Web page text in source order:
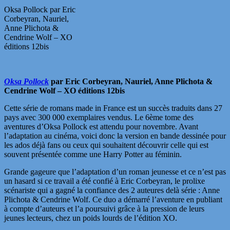
Oksa Pollock par Eric
Corbeyran, Nauriel,
Anne Plichota &
Cendrine Wolf – XO
éditions 12bis
Oksa Pollock par Eric Corbeyran, Nauriel, Anne Plichota &
Cendrine Wolf – XO éditions 12bis
Cette série de romans made in France est un succès traduits dans 27
pays avec 300 000 exemplaires vendus. Le 6ème tome des
aventures d’Oksa Pollock est attendu pour novembre. Avant
l’adaptation au cinéma, voici donc la version en bande dessinée pour
les ados déjà fans ou ceux qui souhaitent découvrir celle qui est
souvent présentée comme une Harry Potter au féminin.
Grande gageure que l’adaptation d’un roman jeunesse et ce n’est pas
un hasard si ce travail a été confié à Eric Corbeyran, le prolixe
scénariste qui a gagné la confiance des 2 auteures delà série : Anne
Plichota & Cendrine Wolf. Ce duo a démarré l’aventure en publiant
à compte d’auteurs et l’a poursuivi grâce à la pression de leurs
jeunes lecteurs, chez un poids lourds de l’édition XO.